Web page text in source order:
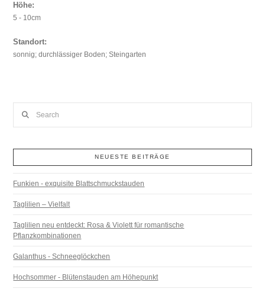
Höhe:
5 - 10cm
Standort:
sonnig; durchlässiger Boden; Steingarten
NEUESTE BEITRÄGE
Funkien - exquisite Blattschmuckstauden
Taglilien – Vielfalt
Taglilien neu entdeckt: Rosa & Violett für romantische
Pflanzkombinationen
Galanthus - Schneeglöckchen
Hochsommer - Blütenstauden am Höhepunkt